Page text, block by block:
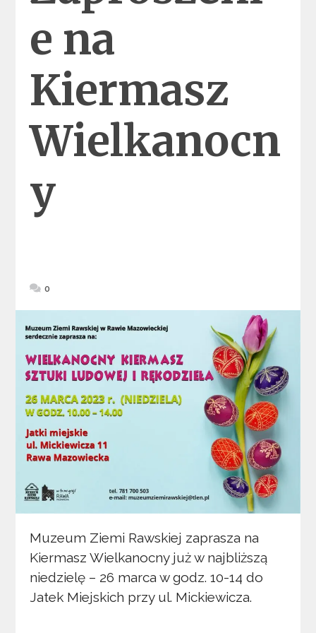
e na
Kiermasz
Wielkanocn
y
0
Muzeum Ziemi Rawskiej zaprasza na
Kiermasz Wielkanocny już w najbliższą
niedzielę – 26 marca w godz. 10-14 do
Jatek Miejskich przy ul. Mickiewicza.